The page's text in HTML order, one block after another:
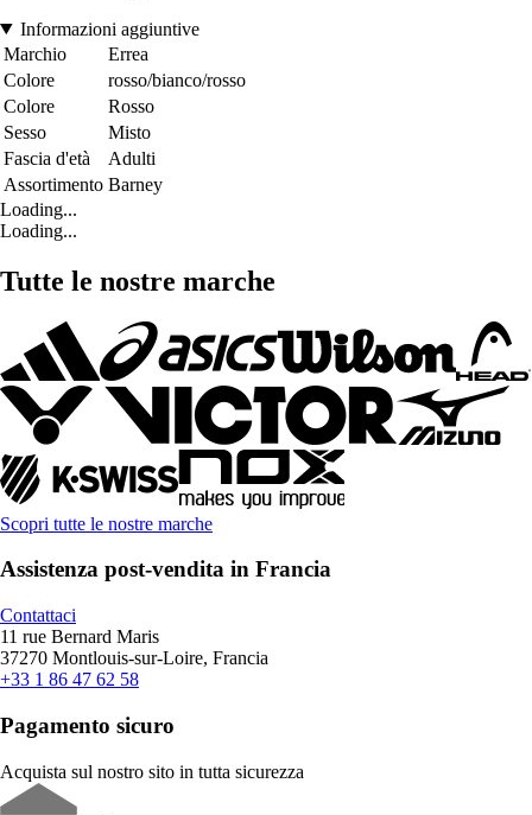
Informazioni aggiuntive
Marchio
Errea
Colore
rosso/bianco/rosso
Colore
Rosso
Sesso
Misto
Fascia d'età
Adulti
Assortimento Barney
Loading...
Loading...
Tutte le nostre marche
Scopri tutte le nostre marche
Assistenza post-vendita in Francia
Contattaci
11 rue Bernard Maris
37270 Montlouis-sur-Loire, Francia
+33 1 86 47 62 58
Pagamento sicuro
Acquista sul nostro sito in tutta sicurezza